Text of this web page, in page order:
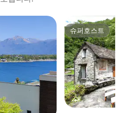
슈퍼호스트
슈퍼호스트